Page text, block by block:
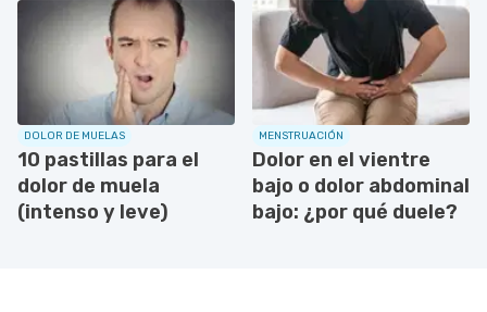
DOLOR DE MUELAS
10 pastillas para el
dolor de muela
(intenso y leve)
MENSTRUACIÓN
Dolor en el vientre
bajo o dolor abdominal
bajo: ¿por qué duele?